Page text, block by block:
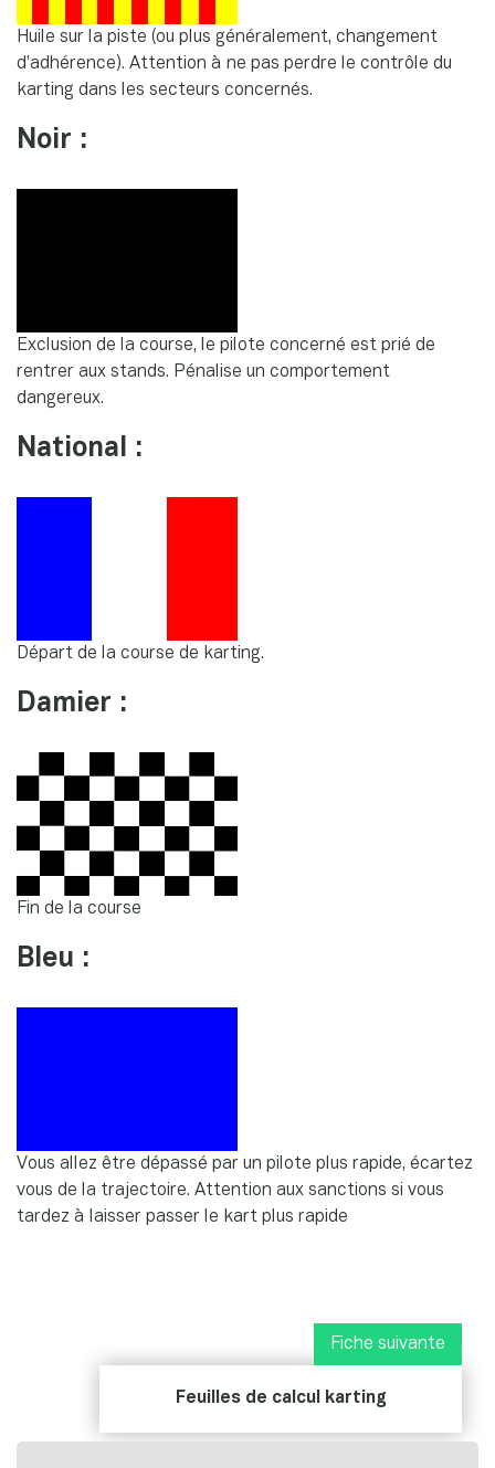
Huile sur la piste (ou plus généralement, changement
d’adhérence). Attention à ne pas perdre le contrôle du
karting dans les secteurs concernés.
Noir :
Exclusion de la course, le pilote concerné est prié de
rentrer aux stands. Pénalise un comportement
dangereux.
National :
Départ de la course de karting.
Damier :
Fin de la course
Bleu :
Vous allez être dépassé par un pilote plus rapide, écartez
vous de la trajectoire. Attention aux sanctions si vous
tardez à laisser passer le kart plus rapide
Fiche suivante
Feuilles de calcul karting